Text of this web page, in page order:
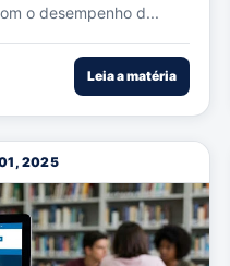
o desempenho d...
Leia a matéria
2025